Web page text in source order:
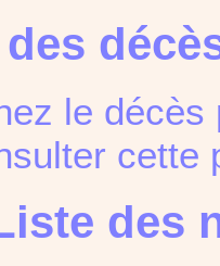
le
des